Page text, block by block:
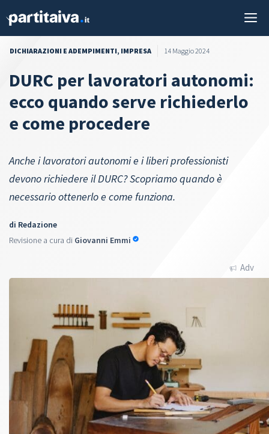
DICHIARAZIONI E ADEMPIMENTI, IMPRESA 14 Maggio 2024
DURC per lavoratori autonomi:
ecco quando serve richiederlo
e come procedere
Anche i lavoratori autonomi e i liberi professionisti
devono richiedere il DURC? Scopriamo quando è
necessario ottenerlo e come funziona.
di Redazione
Revisione a cura di Giovanni Emmi
Adv